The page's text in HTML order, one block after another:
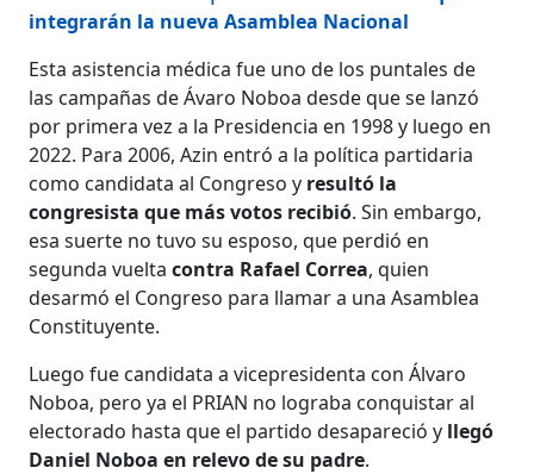
integrarán la nueva Asamblea Nacional
Esta asistencia médica fue uno de los puntales de
las campañas de Ávaro Noboa desde que se lanzó
por primera vez a la Presidencia en 1998 y luego en
2022. Para 2006, Azin entró a la política partidaria
como candidata al Congreso y resultó la
congresista que más votos recibió. Sin embargo,
esa suerte no tuvo su esposo, que perdió en
segunda vuelta contra Rafael Correa, quien
desarmó el Congreso para llamar a una Asamblea
Constituyente.
Luego fue candidata a vicepresidenta con Álvaro
Noboa, pero ya el PRIAN no lograba conquistar al
electorado hasta que el partido desapareció y llegó
Daniel Noboa en relevo de su padre.